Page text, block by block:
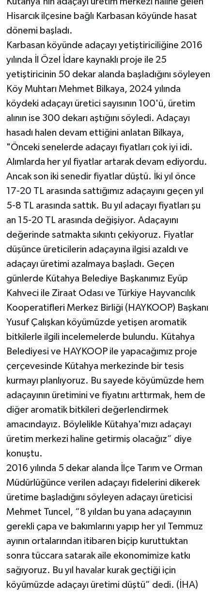
Hisarcık ilçesine bağlı Karbasan köyünde hasat
dönemi başladı.
Karbasan köyünde adaçayı yetiştiriciliğine 2016
yılında İl Özel İdare kaynaklı proje ile 25
yetiştiricinin 50 dekar alanda başladığını söyleyen
Köy Muhtarı Mehmet Bilkaya, 2024 yılında
köydeki adaçayı üretici sayısının 100'ü, üretim
alının ise 300 dekarı aştığını söyledi. Adaçayı
hasadı halen devam ettiğini anlatan Bilkaya,
"Önceki senelerde adaçayı fiyatları çok iyi idi.
Alımlarda her yıl fiyatlar artarak devam ediyordu.
Ancak son iki senedir fiyatlar düştü. İki yıl önce
17-20 TL arasında sattığımız adaçayını geçen yıl
5-8 TL arasında sattık. Bu yıl adaçayı fiyatları şu
an 15-20 TL arasında değişiyor. Adaçayını
değerinde satmakta sıkıntı çekiyoruz. Fiyatlar
düşünce üreticilerin adaçayına ilgisi azaldı ve
adaçayı üretimi azalmaya başladı. Geçen
günlerde Kütahya Belediye Başkanımız Eyüp
Kahveci ile Ziraat Odası ve Türkiye Hayvancılık
Kooperatifleri Merkez Birliği (HAYKOOP) Başkanı
Yusuf Çalışkan köyümüzde yetişen aromatik
bitkilerle ilgili incelemelerde bulundu. Kütahya
Belediyesi ve HAYKOOP ile yapacağımız proje
çerçevesinde Kütahya merkezinde bir tesis
kurmayı planlıyoruz. Bu sayede köyümüzde hem
adaçayının üretimini ve fiyatını arttırmak, hem de
diğer aromatik bitkileri değerlendirmek
amacındayız. Böylelikle Kütahya'mızı adaçayı
üretim merkezi haline getirmiş olacağız” diye
konuştu.
2016 yılında 5 dekar alanda İlçe Tarım ve Orman
Müdürlüğünce verilen adaçayı fidelerini dikerek
üretime başladığını söyleyen adaçayı üreticisi
Mehmet Tuncel, “8 yıldan bu yana adaçayının
gerekli çapa ve bakımlarını yapıp her yıl Temmuz
ayının ortalarından itibaren biçip kuruttuktan
sonra tüccara satarak aile ekonomimize katkı
sağıyoruz. Bu yıl havalar kurak geçtiği için
köyümüzde adaçayı üretimi düştü” dedi. (İHA)